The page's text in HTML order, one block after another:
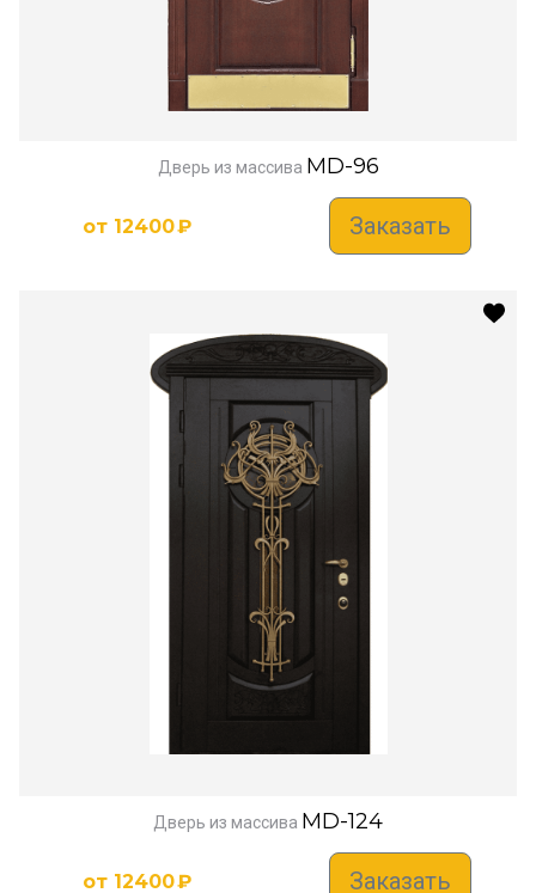
Дверь из массива MD-96
от 12400₽ Заказать
Дверь из массива MD-124
от 12400₽ Заказать